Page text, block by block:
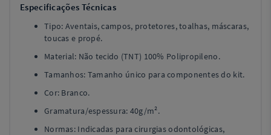
Especificações Técnicas
Tipo: Aventais, campos, protetores, toalhas, máscaras,
toucas e propé.
Material: Não tecido (TNT) 100% Polipropileno.
Tamanhos: Tamanho único para componentes do kit.
Cor: Branco.
Gramatura/espessura: 40g/m².
Normas: Indicadas para cirurgias odontológicas,